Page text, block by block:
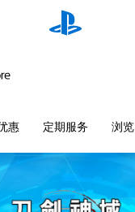
惠 定期服务 浏览